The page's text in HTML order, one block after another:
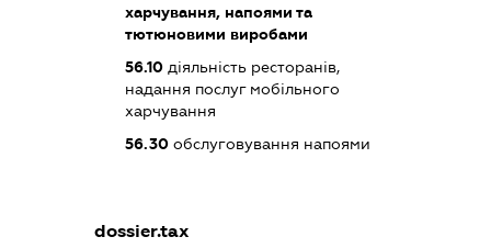
харчування, напоями та
тютюновими виробами
56.10 діяльність ресторанів,
надання послуг мобільного
харчування
56.30 обслуговування напоями
dossier.tax